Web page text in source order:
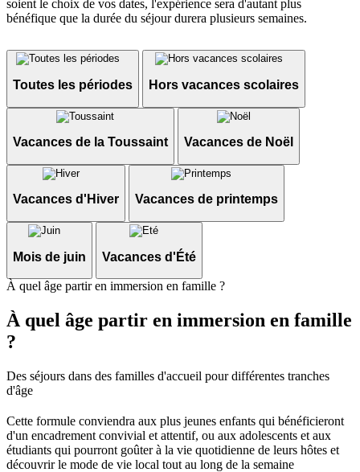
soient le choix de vos dates, l'expérience sera d'autant plus
bénéfique que la durée du séjour durera plusieurs semaines.
Toutes les périodes Hors vacances scolaires
Vacances de la Toussaint Vacances de Noël
Vacances d'Hiver Vacances de printemps
Mois de juin Vacances d'Été
À quel âge partir en immersion en famille ?
À quel âge partir en immersion en famille
?
Des séjours dans des familles d'accueil pour différentes tranches
d'âge
Cette formule conviendra aux plus jeunes enfants qui bénéficieront
d'un encadrement convivial et attentif, ou aux adolescents et aux
étudiants qui pourront goûter à la vie quotidienne de leurs hôtes et
découvrir le mode de vie local tout au long de la semaine